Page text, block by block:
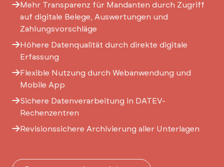
Mehr Transparenz für Mandanten durch Zugriff
auf digitale Belege, Auswertungen und
Zahlungsvorschläge
Höhere Datenqualität durch direkte digitale
Erfassung
Flexible Nutzung durch Webanwendung und
Mobile App
Sichere Datenverarbeitung in DATEV-
Rechenzentren
Revisionssichere Archivierung aller Unterlagen